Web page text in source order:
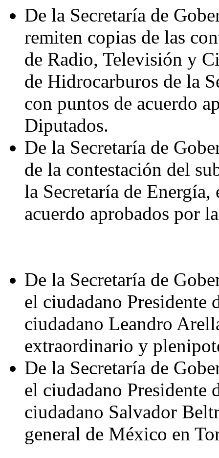
De la Secretaría de
remiten copias de las
de Radio, Televisión y
de Hidrocarburos de la
con puntos de acuerdo
Diputados.
De la Secretaría de
de la contestación del
la Secretaría de
acuerdo aprobados por
De la Secretaría de
el ciudadano Presidente
ciudadano Leandro
extraordinario y
De la Secretaría de
el ciudadano Presidente
ciudadano Salvador
general de México en